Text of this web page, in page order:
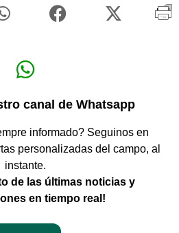
canal de Whatsapp
informado? Seguinos en
personalizadas del campo, al
instante.
de las últimas noticias y
en tiempo real!